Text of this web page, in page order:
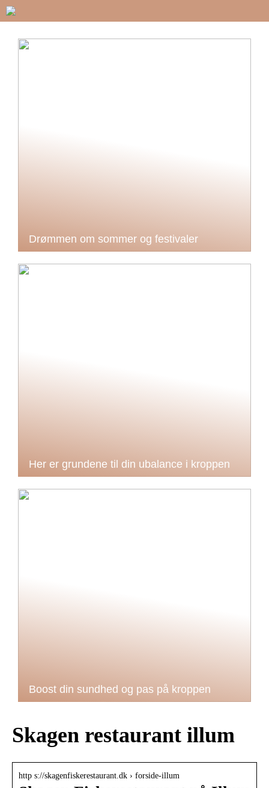
Drømmen om sommer og festivaler
Her er grundene til din ubalance i kroppen
Boost din sundhed og pas på kroppen
Skagen restaurant illum
http s://skagenfiskerestaurant.dk › forside-illum